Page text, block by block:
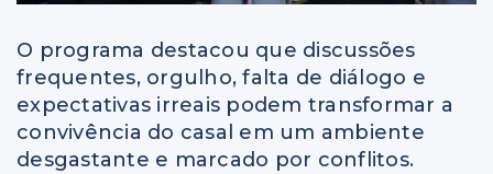
O programa destacou que discussões
frequentes, orgulho, falta de diálogo e
expectativas irreais podem transformar a
convivência do casal em um ambiente
desgastante e marcado por conflitos.